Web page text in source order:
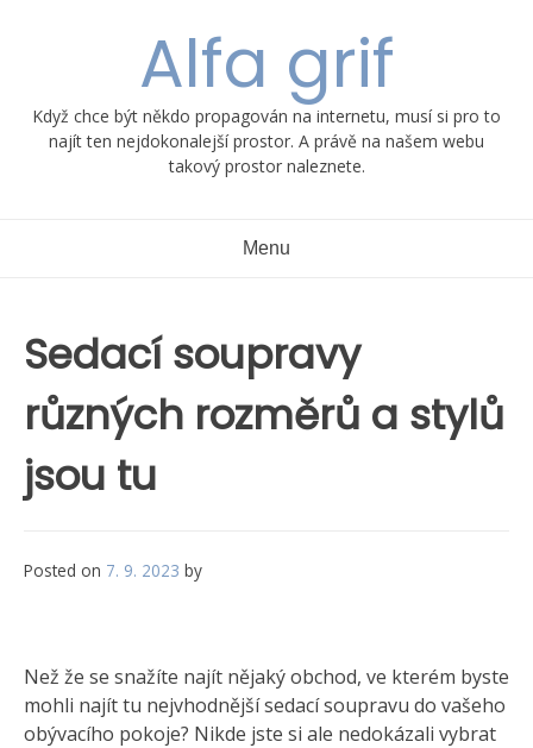
Alfa grif
Když chce být někdo propagován na internetu, musí si pro to
najít ten nejdokonalejší prostor. A právě na našem webu
takový prostor naleznete.
Menu
Sedací soupravy
různých rozměrů a stylů
jsou tu
Posted on 7. 9. 2023 by
Než že se snažíte najít nějaký obchod, ve kterém byste
mohli najít tu nejvhodnější sedací soupravu do vašeho
obývacího pokoje? Nikde jste si ale nedokázali vybrat